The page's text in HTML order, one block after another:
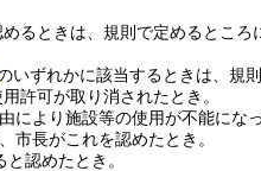
るときは、規則で定めるところ
いずれかに該当するときは、規
許可が取り消されたとき。
により施設等の使用が不能になっ
市長がこれを認めたとき。
認めたとき。